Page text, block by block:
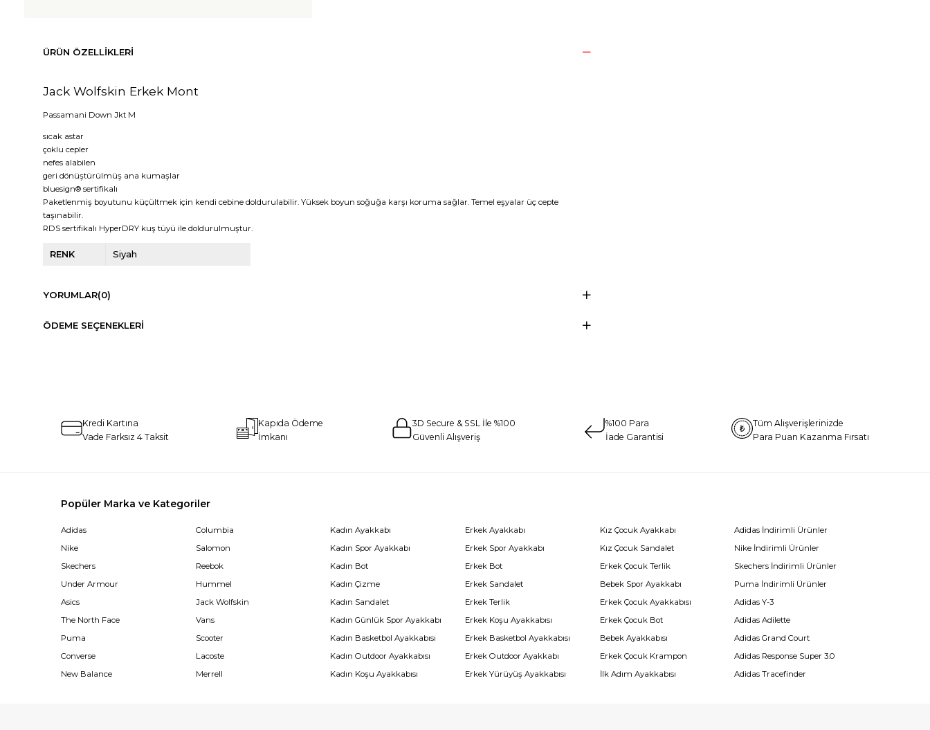
ÜRÜN ÖZELLIKLERI
Jack Wolfskin Erkek Mont
Passamani Down Jkt M
sıcak astar
çoklu cepler
nefes alabilen
geri dönüştürülmüş ana kumaşlar
bluesign® sertifikalı
Paketlenmiş boyutunu küçültmek için kendi cebine doldurulabilir. Yüksek boyun soğuğa karşı koruma sağlar. Temel eşyalar üç cepte
taşınabilir.
RDS sertifikalı HyperDRY kuş tüyü ile doldurulmuştur.
RENK Siyah
YORUMLAR(0)
ÖDEME SEÇENEKLERI
Kredi Kartına
Vade Farksız 4 Taksit
Kapıda Ödeme
İmkanı
3D Secure & SSL İle %100
Güvenli Alışveriş
%100 Para
İade Garantisi
Tüm Alışverişlerinizde
Para Puan Kazanma Fırsatı
Popüler Marka ve Kategoriler
Adidas
Nike
Skechers
Under Armour
Asics
The North Face
Puma
Converse
New Balance
Columbia
Salomon
Reebok
Hummel
Jack Wolfskin
Vans
Scooter
Lacoste
Merrell
Kadın Ayakkabı
Kadın Spor Ayakkabı
Kadın Bot
Kadın Çizme
Kadın Sandalet
Kadın Günlük Spor Ayakkabı
Kadın Basketbol Ayakkabısı
Kadın Outdoor Ayakkabısı
Kadın Koşu Ayakkabısı
Erkek Ayakkabı
Erkek Spor Ayakkabı
Erkek Bot
Erkek Sandalet
Erkek Terlik
Erkek Koşu Ayakkabısı
Erkek Basketbol Ayakkabısı
Erkek Outdoor Ayakkabı
Erkek Yürüyüş Ayakkabısı
Kız Çocuk Ayakkabı
Kız Çocuk Sandalet
Erkek Çocuk Terlik
Bebek Spor Ayakkabı
Erkek Çocuk Ayakkabısı
Erkek Çocuk Bot
Bebek Ayakkabısı
Erkek Çocuk Krampon
İlk Adım Ayakkabısı
Adidas İndirimli Ürünler
Nike İndirimli Ürünler
Skechers İndirimli Ürünler
Puma İndirimli Ürünler
Adidas Y-3
Adidas Adilette
Adidas Grand Court
Adidas Response Super 3.0
Adidas Tracefinder